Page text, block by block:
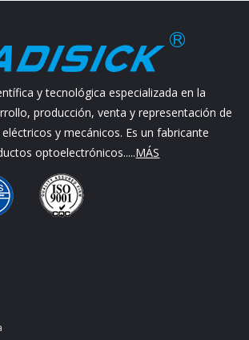
y tecnológica especializada en la
producción, venta y representación de
y mecánicos. Es un fabricante
optoelectrónicos.....MÁS